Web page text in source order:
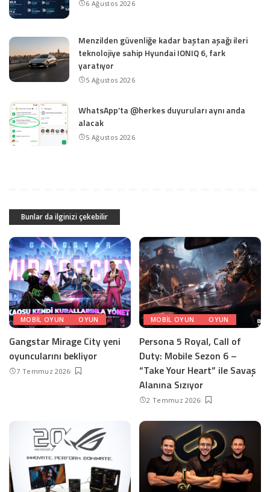
6 Ağustos 2026
Menzilden güvenliğe kadar baştan aşağı ileri
teknolojiye sahip Hyundai IONIQ 6, fark
yaratıyor
5 Ağustos 2026
WhatsApp’ta @herkes duyuruları aynı anda
alacak
5 Ağustos 2026
Bunlar da ilginizi çekebilir
MOBIL OYUN OYUN
Gangstar Mirage City yeni
oyuncularını bekliyor
7 Temmuz 2026
MOBIL OYUN OYUN
Persona 5 Royal, Call of
Duty: Mobile Sezon 6 –
“Take Your Heart” ile Savaş
Alanına Sızıyor
2 Temmuz 2026